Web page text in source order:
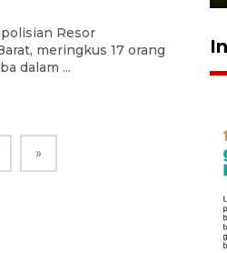
Resor
meringkus 17 orang
dalam ...
»